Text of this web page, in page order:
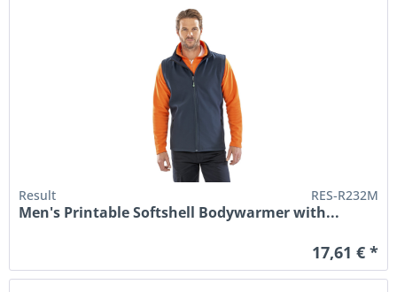
Result RES-R232M
Men's Printable Softshell Bodywarmer with...
17,61 € *